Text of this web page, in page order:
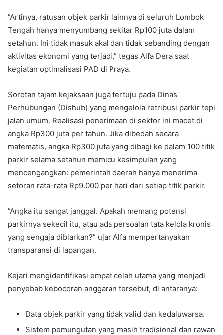
​”Artinya, ratusan objek parkir lainnya di seluruh Lombok
Tengah hanya menyumbang sekitar Rp100 juta dalam
setahun. Ini tidak masuk akal dan tidak sebanding dengan
aktivitas ekonomi yang terjadi,” tegas Alfa Dera saat
kegiatan optimalisasi PAD di Praya.
​Sorotan tajam kejaksaan juga tertuju pada Dinas
Perhubungan (Dishub) yang mengelola retribusi parkir tepi
jalan umum. Realisasi penerimaan di sektor ini macet di
angka Rp300 juta per tahun. Jika dibedah secara
matematis, angka Rp300 juta yang dibagi ke dalam 100 titik
parkir selama setahun memicu kesimpulan yang
mencengangkan: pemerintah daerah hanya menerima
setoran rata-rata Rp9.000 per hari dari setiap titik parkir.
​”Angka itu sangat janggal. Apakah memang potensi
parkirnya sekecil itu, atau ada persoalan tata kelola kronis
yang sengaja dibiarkan?” ujar Alfa mempertanyakan
transparansi di lapangan.
​Kejari mengidentifikasi empat celah utama yang menjadi
penyebab kebocoran anggaran tersebut, di antaranya:
​Data objek parkir yang tidak valid dan kedaluwarsa.
​Sistem pemungutan yang masih tradisional dan rawan